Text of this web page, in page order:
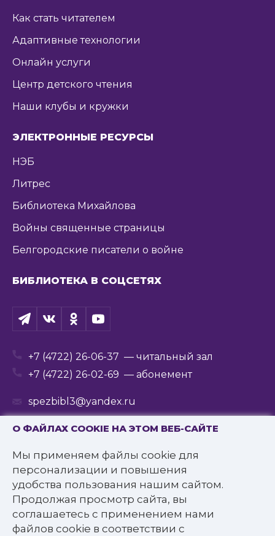
О ФАЙЛАХ COOKIE НА ЭТОМ ВЕБ-САЙТЕ
Мы применяем файлы cookie для
персонализации и повышения
удобства пользования нашим сайтом.
Продолжая просмотр сайта, вы
соглашаетесь с применением нами
файлов cookie в соответствии с
Как стать читателем
Адаптивные технологии
Онлайн услуги
Центр детского чтения
Наши клубы и кружки
ЭЛЕКТРОННЫЕ РЕСУРСЫ
НЭБ
Литрес
Библиотека Михайлова
Войны священные страницы
Белгородские писатели о войне
БИБЛИОТЕКА В СОЦСЕТЯХ
+7 (4722) 26-06-37 — читальный зал
+7 (4722) 26-02-69 — абонемент
spezbibl3@yandex.ru
© 2016—2022 Государственное бюджетное
учреждение культуры
«Белгородская государственная специальная
библиотека для слепых им. В.Я. Ерошенко».
Все права защищены.